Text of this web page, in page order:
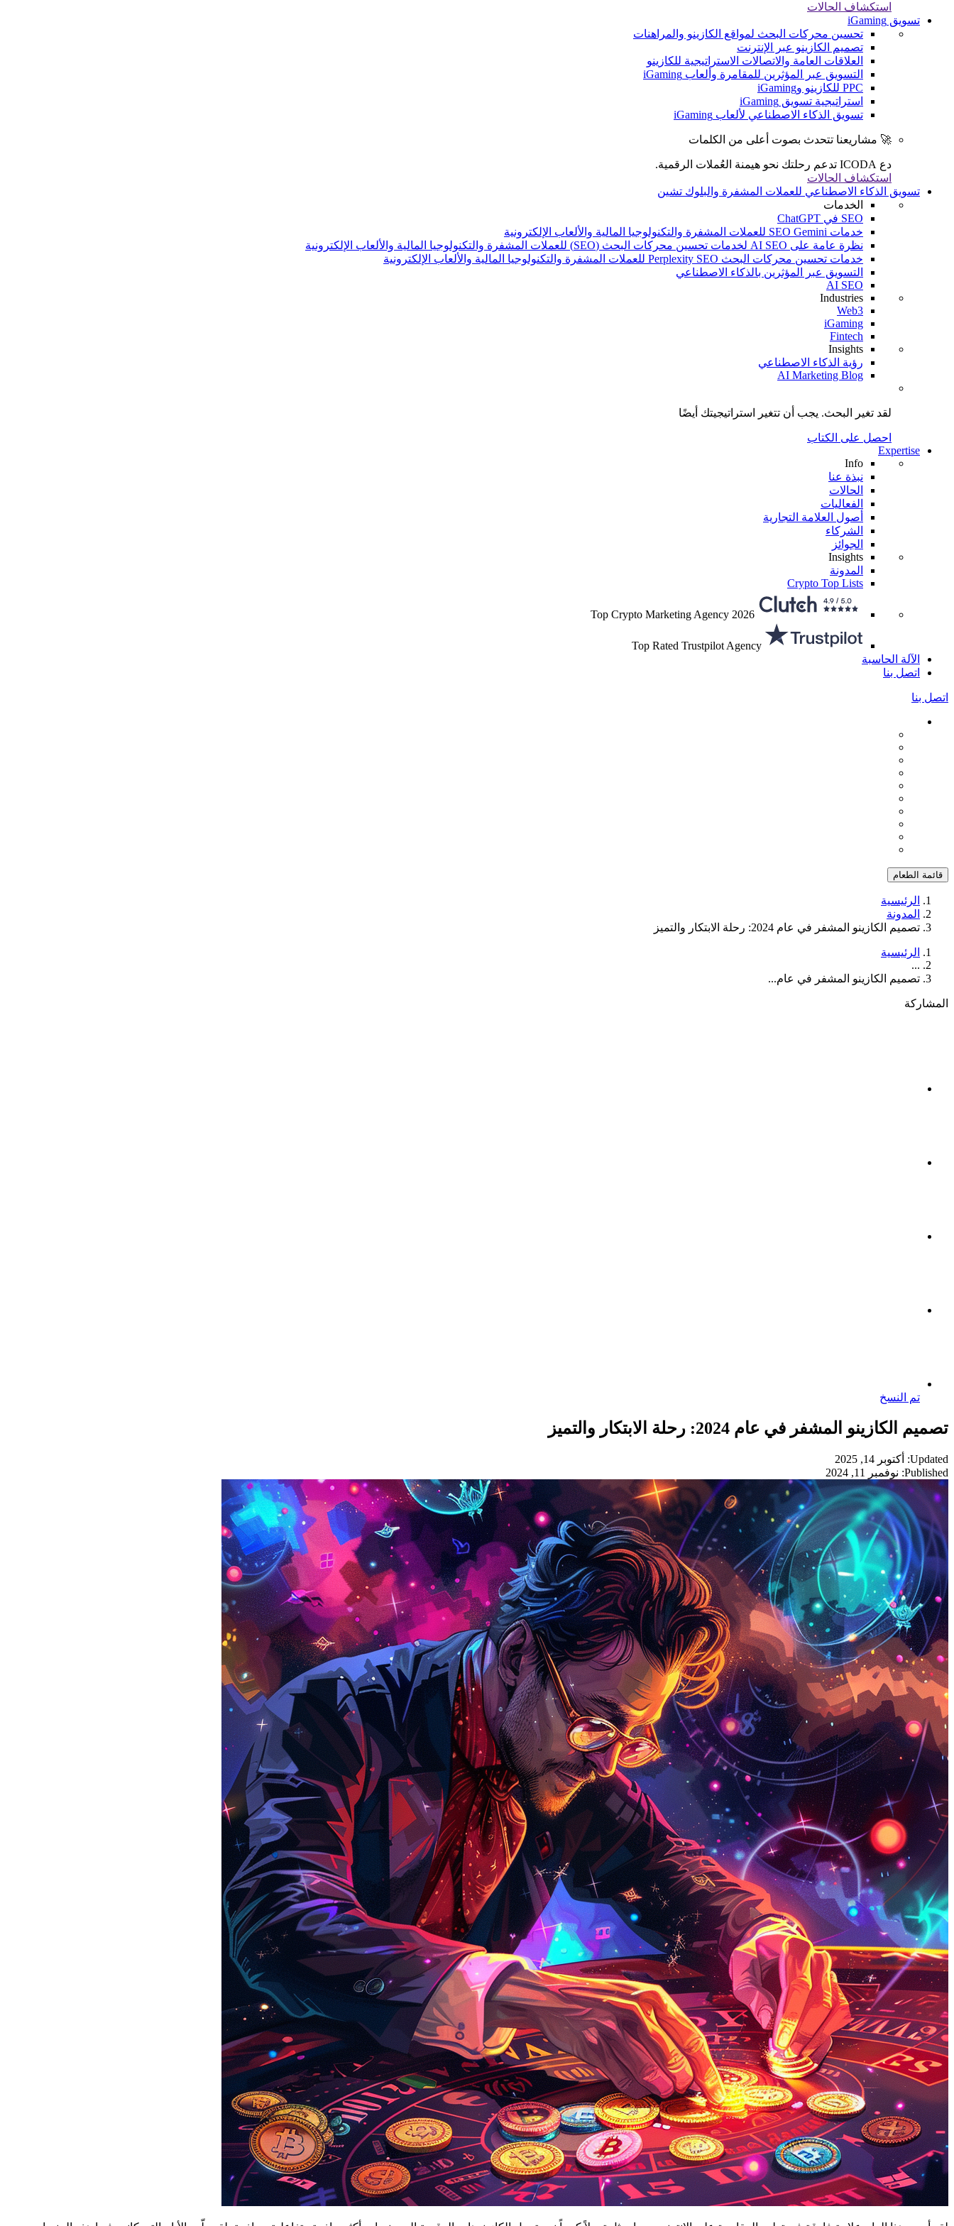
استكشاف الحالات
تسويق iGaming
تحسين محركات البحث لمواقع الكازينو والمراهنات
تصميم الكازينو عبر الإنترنت
العلاقات العامة والاتصالات الاستراتيجية للكازينو
التسويق عبر المؤثرين للمقامرة وألعاب iGaming
PPC للكازينو وiGaming
استراتيجية تسويق iGaming
تسويق الذكاء الاصطناعي لألعاب iGaming
🚀 مشاريعنا تتحدث بصوت أعلى من الكلمات
دع ICODA تدعم رحلتك نحو هيمنة العُملات الرقمية.
استكشاف الحالات
تسويق الذكاء الاصطناعي للعملات المشفرة والبلوك تشين
الخدمات
SEO في ChatGPT
خدمات SEO Gemini للعملات المشفرة والتكنولوجيا المالية والألعاب الإلكترونية
نظرة عامة على AI SEO لخدمات تحسين محركات البحث (SEO) للعملات المشفرة والتكنولوجيا المالية والألعاب الإلكترونية
خدمات تحسين محركات البحث Perplexity SEO للعملات المشفرة والتكنولوجيا المالية والألعاب الإلكترونية
التسويق عبر المؤثرين بالذكاء الاصطناعي
AI SEO
Industries
Web3
iGaming
Fintech
Insights
رؤية الذكاء الاصطناعي
AI Marketing Blog
لقد تغير البحث. يجب أن تتغير استراتيجيتك أيضًا
احصل على الكتاب
Expertise
Info
نبذة عنا
الحالات
الفعاليات
أصول العلامة التجارية
الشركاء
الجوائز
Insights
المدونة
Crypto Top Lists
Top Crypto Marketing Agency 2026
Top Rated Trustpilot Agency
الآلة الحاسبة
اتصل بنا
اتصل بنا
قائمة الطعام
الرئيسية
المدونة
تصميم الكازينو المشفر في عام 2024: رحلة الابتكار والتميز
الرئيسية
...
تصميم الكازينو المشفر في عام...
المشاركة
تم النسخ
تصميم الكازينو المشفر في عام 2024: رحلة الابتكار والتميز
Updated: أكتوبر 14, 2025
Published: نوفمبر 11, 2024